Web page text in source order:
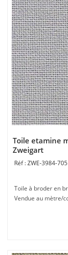
Toile etamine
Zweigart
ZWE-3984-705
Toile à broder en
Vendue au mètre/